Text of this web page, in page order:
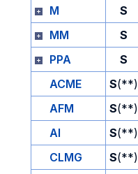
M
S
MM
S
PPA
S
ACME
S(**)
AFM
S(**)
AI
S(**)
CLMG
S(**)